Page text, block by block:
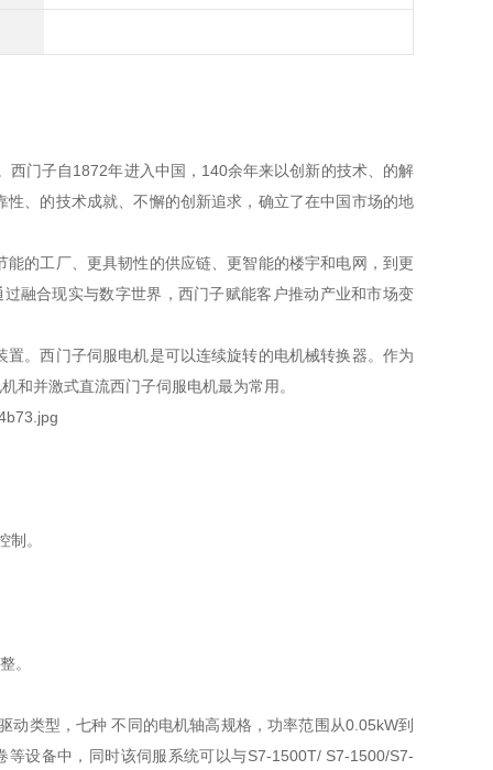
西门子自1872年进入中国，140余年来以创新的技术、的解
、的技术成就、不懈的创新追求，确立了在中国市场的地
的工厂、更具韧性的供应链、更智能的楼宇和电网，到更
融合现实与数字世界，西门子赋能客户推动产业和市场变
。西门子伺服电机是可以连续旋转的电机械转换器。作为
和并激式直流西门子伺服电机最为常用。
。
。
类型，七种 不同的电机轴高规格，功率范围从0.05kW到
设备中，同时该伺服系统可以与S7-1500T/ S7-1500/S7-